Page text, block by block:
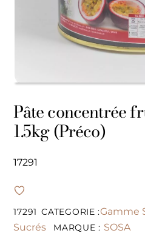
Pâte concentrée
1.5kg (Préco)
17291
17291 CATEGORIE :Gamme
Sucrés
MARQUE : SOSA